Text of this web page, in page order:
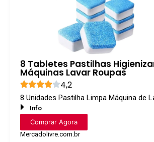
8 Tabletes Pastilhas
Máquinas Lavar Roupas
4,2
8 Unidades Pastilha Limpa Máquina de
Info
Comprar Agora
Mercadolivre.com.br